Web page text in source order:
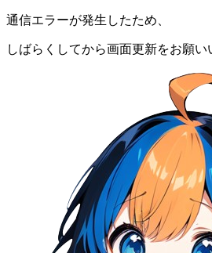
通信エラーが発生したため、
しばらくしてから画面更新をお願い